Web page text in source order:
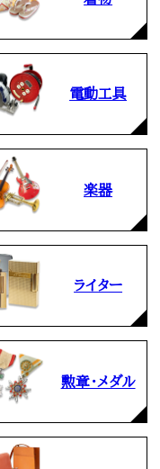
電動工具
楽器
ライター
勲章・メダル